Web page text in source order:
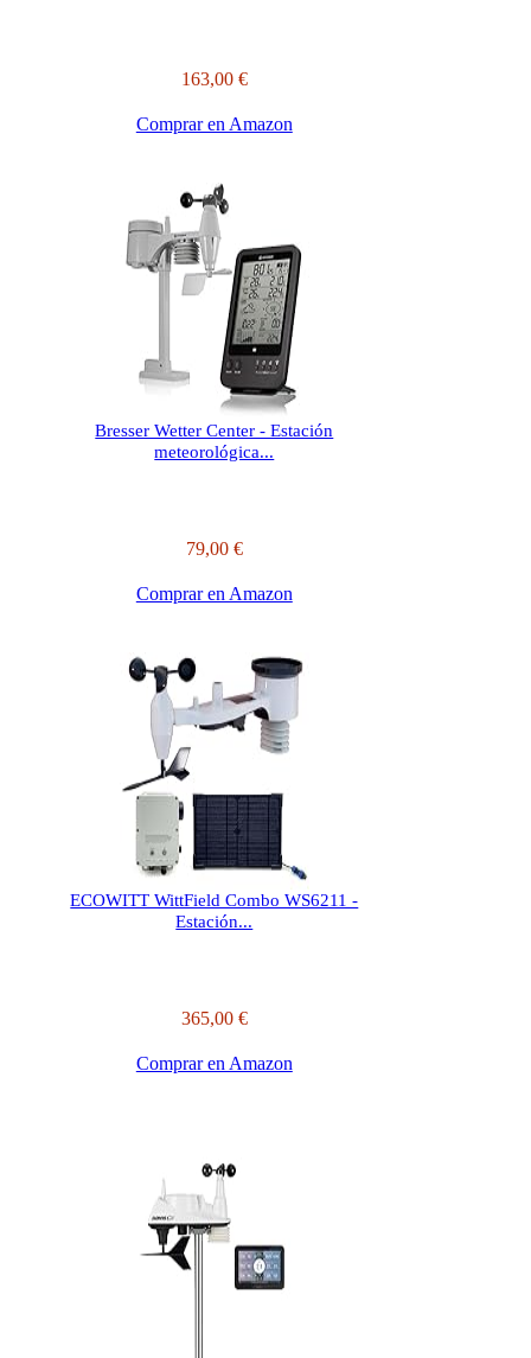
163,00 €
Comprar en Amazon
Bresser Wetter Center - Estación
meteorológica...
79,00 €
Comprar en Amazon
ECOWITT WittField Combo WS6211 -
Estación...
365,00 €
Comprar en Amazon